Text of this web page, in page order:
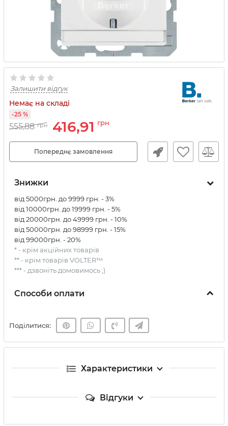
Залишити відгук
Немає на складі
555,88 грн 416,91 грн
-25 %
Попереднє замовлення
Знижки
від 5000грн. до 9999 грн. - 3%
від 10000грн. до 19999 грн. - 5%
від 20000грн. до 49999 грн. - 10%
від 50000грн. до 98999 грн. - 15%
від 99000грн. - 20%
* - крім акційних товарів
** - крім товарів VOLTER™
*** - дзвоніть домовимось ;)
Способи оплати
Поділитися:
Характеристики
Відгуки